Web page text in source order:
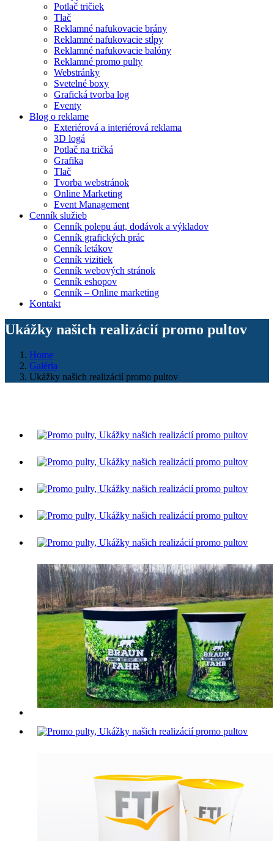
Potlač tričiek
Tlač
Reklamné nafukovacie brány
Reklamné nafukovacie stĺpy
Reklamné nafukovacie balóny
Reklamné promo pulty
Webstránky
Svetelné boxy
Grafická tvorba log
Eventy
Blog o reklame
Exteriérová a interiérová reklama
3D logá
Potlač na tričká
Grafika
Tlač
Tvorba webstránok
Online Marketing
Event Management
Cenník služieb
Cenník polepu áut, dodávok a výkladov
Cenník grafických prác
Cenník letákov
Cenník vizitiek
Cenník webových stránok
Cenník eshopov
Cenník – Online marketing
Kontakt
Ukážky našich realizácií promo pultov
Home
Galéria
Ukážky našich realizácií promo pultov